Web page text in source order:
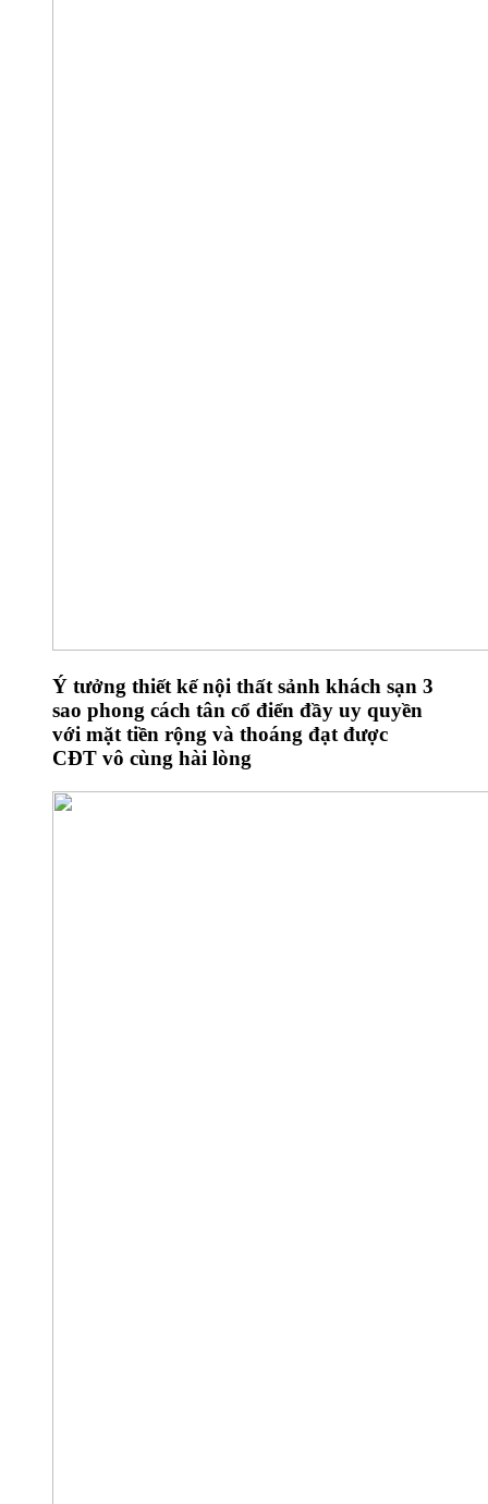
Ý tưởng thiết kế nội thất sảnh khách sạn 3
sao phong cách tân cổ điển đầy uy quyền
với mặt tiền rộng và thoáng đạt được
CĐT vô cùng hài lòng